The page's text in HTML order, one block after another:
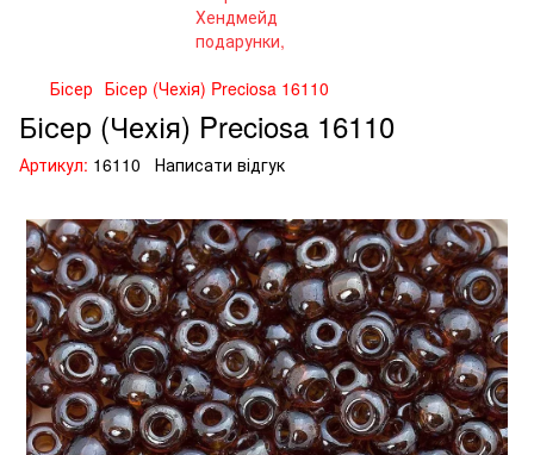
Бісер Бісер (Чехія) Preciosa 16110
Бісер (Чехія) Preciosa 16110
Артикул: 16110 Написати відгук